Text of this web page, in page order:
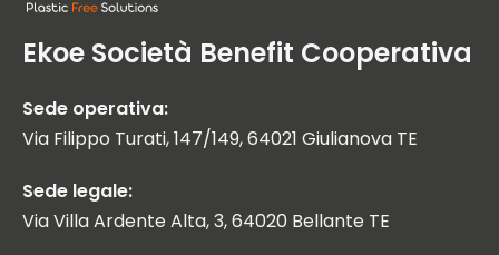
Ekoe Società Benefit Cooperativa
Sede operativa:
Via Filippo Turati, 147/149, 64021 Giulianova TE
Sede legale:
Via Villa Ardente Alta, 3, 64020 Bellante TE